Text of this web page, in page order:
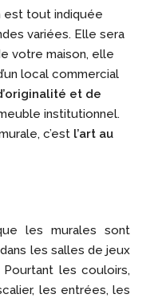
est tout indiquée
variées. Elle sera
votre maison, elle
local commercial
et de
institutionnel.
c’est l’art au
les murales sont
les salles de jeux
Pourtant les couloirs,
les entrées, les